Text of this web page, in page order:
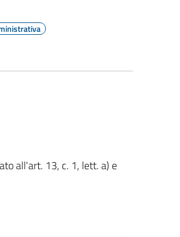
all'art. 13, c. 1, lett. a) e